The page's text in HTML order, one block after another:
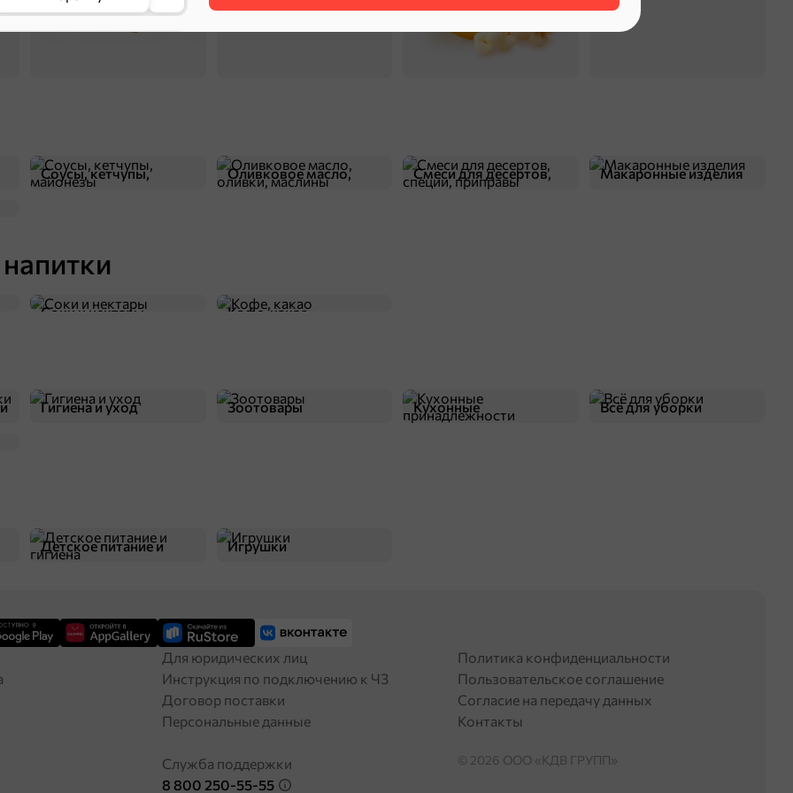
В корзину
349,7 ₽ 1 кг
Соусы, кетчупы,
Оливковое масло,
оливки, маслины
Смеси для десертов,
специи, приправы
Макаронные изделия
Соки и нектары Кофе, какао
Гигиена и уход Зоотовары
Кухонные
принадлежности
Всё для уборки
Детское питание и
Игрушки
Для юридических лиц
Инструкция по подключению к ЧЗ
Договор поставки
Персональные данные
Политика конфиденциальности
Пользовательское соглашение
Согласие на передачу данных
Контакты
Служба поддержки
8 800 250-55-55
© 2026 OOO «КДВ ГРУПП»